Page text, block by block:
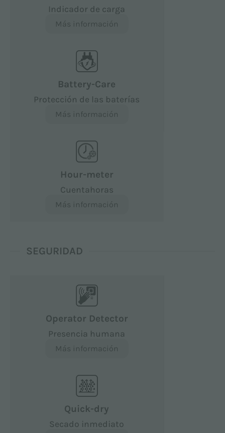
Indicador de carga
Más información
Battery-Care
Protección de las baterías
Más información
Hour-meter
Cuentahoras
Más información
SEGURIDAD
Operator Detector
Presencia humana
Más información
Quick-dry
Secado inmediato